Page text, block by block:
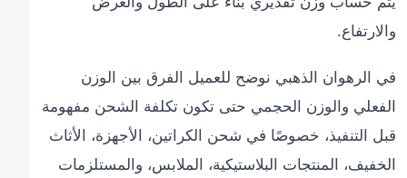
والارتفاع.
في الرهوان الذهبي نوضح للعميل الفرق بين الوزن
الفعلي والوزن الحجمي حتى تكون تكلفة الشحن مفهومة
قبل التنفيذ، خصوصًا في شحن الكراتين، الأجهزة، الأثاث
الخفيف، المنتجات البلاستيكية، الملابس، والمستلزمات